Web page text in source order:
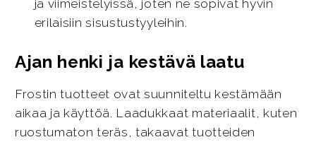
ja viimeistelyissä, joten ne sopivat hyvin
erilaisiin sisustustyyleihin.
Ajan henki ja kestävä laatu
Frostin tuotteet ovat suunniteltu kestämään
aikaa ja käyttöä. Laadukkaat materiaalit, kuten
ruostumaton teräs, takaavat tuotteiden